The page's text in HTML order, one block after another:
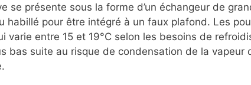
se présente sous la forme d’un échangeur de
habillé pour être intégré à un faux plafond. Les
varie entre 15 et 19°C selon les besoins de
bas suite au risque de condensation de la vapeur